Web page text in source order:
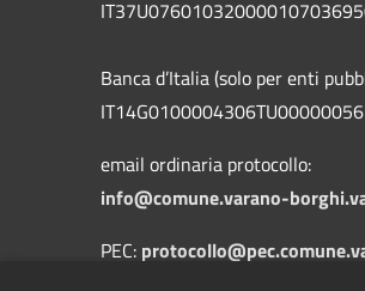
Banca d’Italia (solo per enti
email ordinaria protocollo:
info@comune.varano-
PEC: